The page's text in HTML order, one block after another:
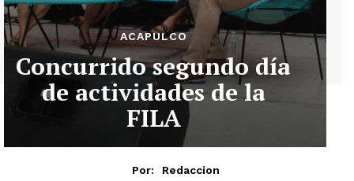
ACAPULCO
Concurrido segundo día
de actividades de la
FILA
Por:
Redaccion